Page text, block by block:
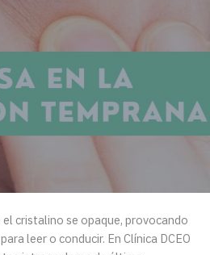
el cristalino se opaque, provocando
leer o conducir. En Clínica DCEO